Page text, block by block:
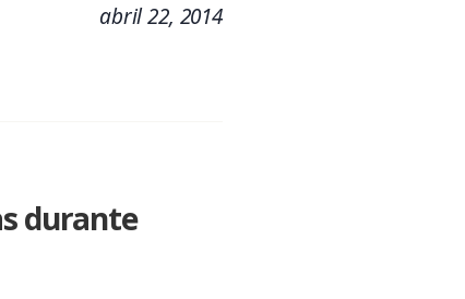
abril 22, 2014
durante